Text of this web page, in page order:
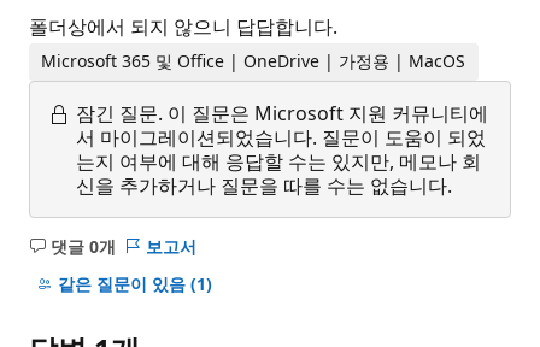
폴더상에서 되지 않으니 답답합니다.
Microsoft 365 및 Office | OneDrive | 가정용 | MacOS
잠긴 질문. 이 질문은 Microsoft 지원 커뮤니티에
서 마이그레이션되었습니다. 질문이 도움이 되었
는지 여부에 대해 응답할 수는 있지만, 메모나 회
신을 추가하거나 질문을 따를 수는 없습니다.
댓글 0개
설
명
음
보고서
같은 질문이 있음 (1)